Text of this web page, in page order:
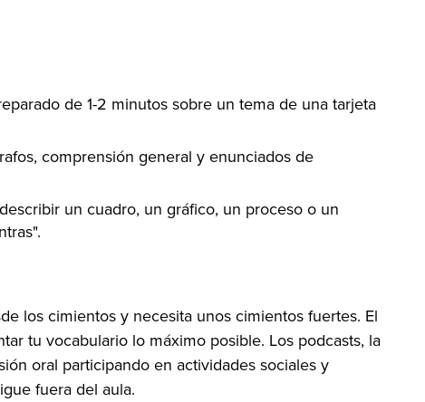
de 1-2 minutos sobre un tema de una tarjeta
comprensión general y enunciados de
un cuadro, un gráfico, un proceso o un
los cimientos y necesita unos cimientos fuertes. El
tu vocabulario lo máximo posible. Los podcasts, la
oral participando en actividades sociales y
fuera del aula.